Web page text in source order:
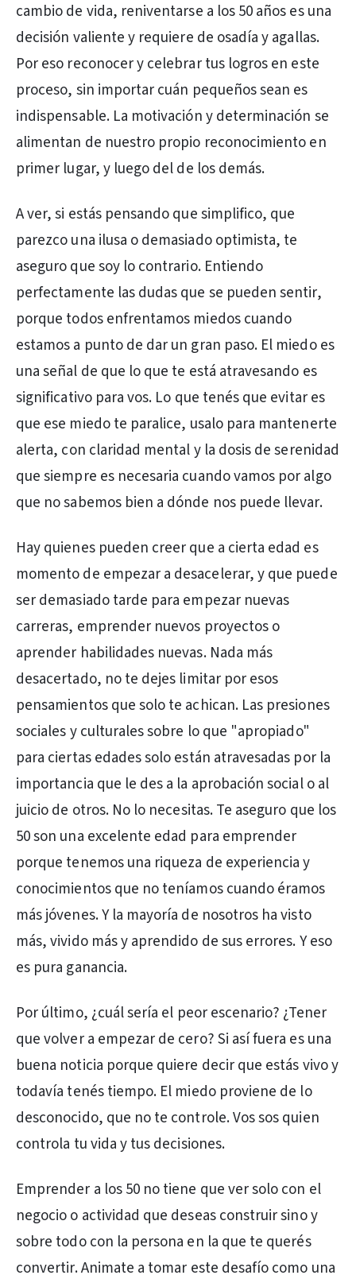
cambio de vida, reniventarse a los 50 años es una
decisión valiente y requiere de osadía y agallas.
Por eso reconocer y celebrar tus logros en este
proceso, sin importar cuán pequeños sean es
indispensable. La motivación y determinación se
alimentan de nuestro propio reconocimiento en
primer lugar, y luego del de los demás.
A ver, si estás pensando que simplifico, que
parezco una ilusa o demasiado optimista, te
aseguro que soy lo contrario. Entiendo
perfectamente las dudas que se pueden sentir,
porque todos enfrentamos miedos cuando
estamos a punto de dar un gran paso. El miedo es
una señal de que lo que te está atravesando es
significativo para vos. Lo que tenés que evitar es
que ese miedo te paralice, usalo para mantenerte
alerta, con claridad mental y la dosis de serenidad
que siempre es necesaria cuando vamos por algo
que no sabemos bien a dónde nos puede llevar.
Hay quienes pueden creer que a cierta edad es
momento de empezar a desacelerar, y que puede
ser demasiado tarde para empezar nuevas
carreras, emprender nuevos proyectos o
aprender habilidades nuevas. Nada más
desacertado, no te dejes limitar por esos
pensamientos que solo te achican. Las presiones
sociales y culturales sobre lo que "apropiado"
para ciertas edades solo están atravesadas por la
importancia que le des a la aprobación social o al
juicio de otros. No lo necesitas. Te aseguro que los
50 son una excelente edad para emprender
porque tenemos una riqueza de experiencia y
conocimientos que no teníamos cuando éramos
más jóvenes. Y la mayoría de nosotros ha visto
más, vivido más y aprendido de sus errores. Y eso
es pura ganancia.
Por último, ¿cuál sería el peor escenario? ¿Tener
que volver a empezar de cero? Si así fuera es una
buena noticia porque quiere decir que estás vivo y
todavía tenés tiempo. El miedo proviene de lo
desconocido, que no te controle. Vos sos quien
controla tu vida y tus decisiones.
Emprender a los 50 no tiene que ver solo con el
negocio o actividad que deseas construir sino y
sobre todo con la persona en la que te querés
convertir. Animate a tomar este desafío como una